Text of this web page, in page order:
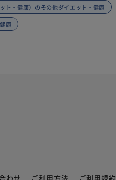
ト・健康）のその他ダイエット・健康
康